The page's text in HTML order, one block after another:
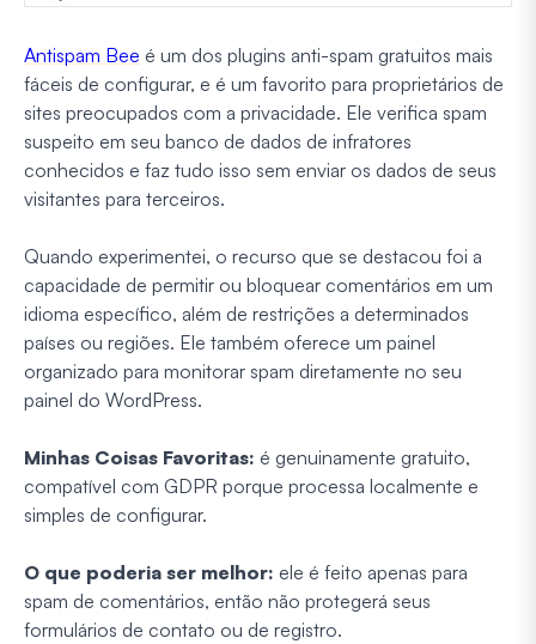
Antispam Bee é um dos plugins anti-spam gratuitos mais
fáceis de configurar, e é um favorito para proprietários de
sites preocupados com a privacidade. Ele verifica spam
suspeito em seu banco de dados de infratores
conhecidos e faz tudo isso sem enviar os dados de seus
visitantes para terceiros.
Quando experimentei, o recurso que se destacou foi a
capacidade de permitir ou bloquear comentários em um
idioma específico, além de restrições a determinados
países ou regiões. Ele também oferece um painel
organizado para monitorar spam diretamente no seu
painel do WordPress.
Minhas Coisas Favoritas: é genuinamente gratuito,
compatível com GDPR porque processa localmente e
simples de configurar.
O que poderia ser melhor: ele é feito apenas para
spam de comentários, então não protegerá seus
formulários de contato ou de registro.